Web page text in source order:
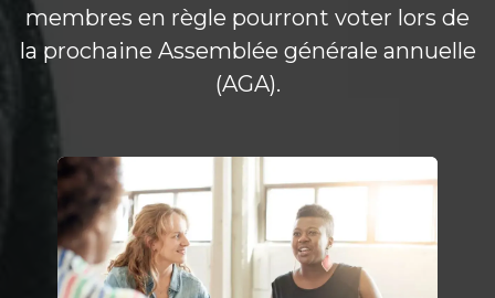
membres en règle pourront voter lors de
la prochaine Assemblée générale annuelle
(AGA).